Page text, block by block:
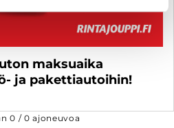
maksuaika
ja pakettiautoihin!
0 /0 ajoneuvoa